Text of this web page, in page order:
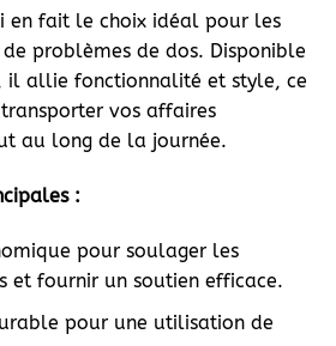
en fait le choix idéal pour les
problèmes de dos. Disponible
il allie fonctionnalité et style, ce
vos affaires
au long de la journée.
:
pour soulager les
et fournir un soutien efficace.
pour une utilisation de